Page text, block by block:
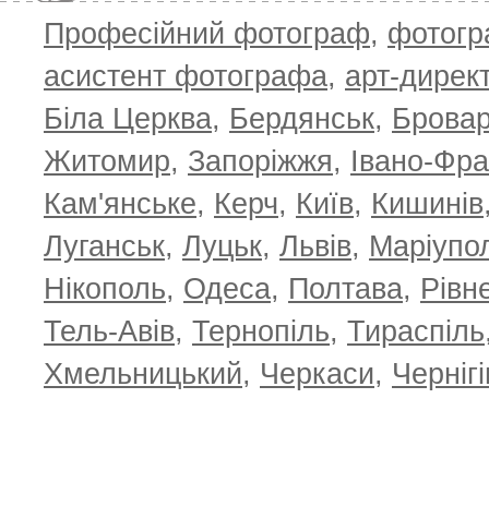
Професійний фотограф,
асистент фотографа, арт-
Біла Церква, Бердянськ,
Житомир, Запоріжжя, Івано-
Кам'янське, Керч, Київ, Кишинів
Луганськ, Луцьк, Львів,
Нікополь, Одеса, Полтава,
Тель-Авів, Тернопіль, Тираспіль
Хмельницький, Черкаси,